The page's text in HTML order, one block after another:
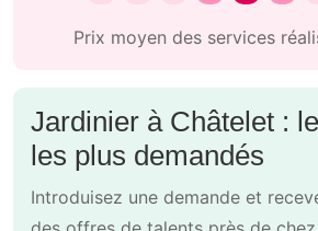
Prix moyen des services
Jardinier à Châtelet :
les plus demandés
Introduisez une demande et